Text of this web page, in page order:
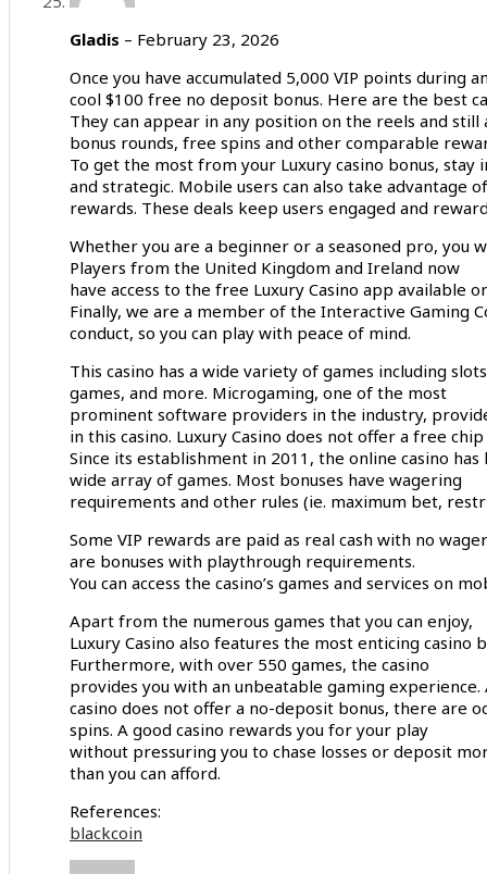
Gladis – February 23, 2026
Once you have accumulated 5,000 VIP points during
cool $100 free no deposit bonus. Here are the best
They can appear in any position on the reels and still
bonus rounds, free spins and other comparable
To get the most from your Luxury casino bonus, stay
and strategic. Mobile users can also take advantage
rewards. These deals keep users engaged and
Whether you are a beginner or a seasoned pro, you
Players from the United Kingdom and Ireland now
have access to the free Luxury Casino app available
Finally, we are a member of the Interactive Gaming
conduct, so you can play with peace of mind.
This casino has a wide variety of games including
games, and more. Microgaming, one of the most
prominent software providers in the industry,
in this casino. Luxury Casino does not offer a free
Since its establishment in 2011, the online casino
wide array of games. Most bonuses have wagering
requirements and other rules (ie. maximum bet,
Some VIP rewards are paid as real cash with no
are bonuses with playthrough requirements.
You can access the casino’s games and services on
Apart from the numerous games that you can enjoy,
Luxury Casino also features the most enticing casino
Furthermore, with over 550 games, the casino
provides you with an unbeatable gaming
casino does not offer a no-deposit bonus, there are
spins. A good casino rewards you for your play
without pressuring you to chase losses or deposit
than you can afford.
References:
blackcoin